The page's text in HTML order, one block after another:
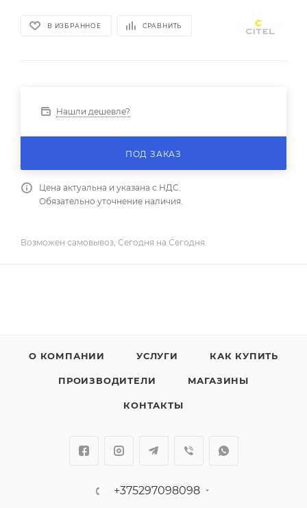
В ИЗБРАННОЕ СРАВНИТЬ
Нашли дешевле?
ПОД ЗАКАЗ
Цена актуальна и указана с НДС.
Обязательно уточнение наличия.
Возможен самовывоз, Сегодня на Сегодня.
О КОМПАНИИ УСЛУГИ КАК КУПИТЬ
ПРОИЗВОДИТЕЛИ МАГАЗИНЫ
КОНТАКТЫ
+375297098098